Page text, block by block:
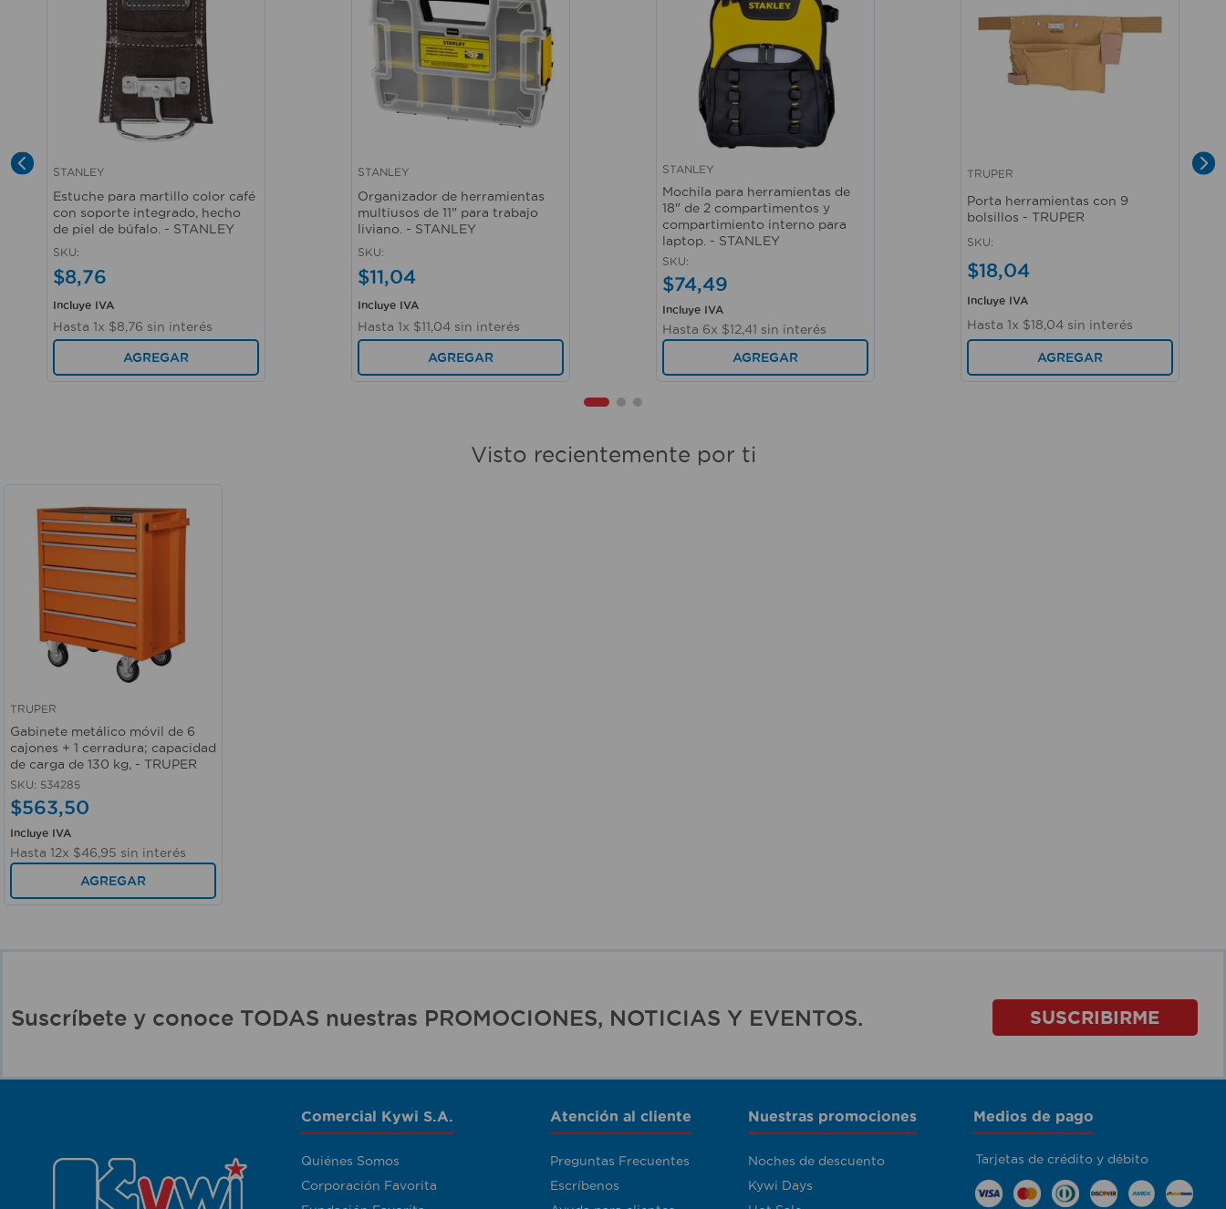
Vista rápida
STANLEY
Estuche para martillo color café
con soporte integrado, hecho
de piel de búfalo. - STANLEY
SKU:
$8,76
Incluye IVA
Hasta 1x $8,76 sin interés
AGREGAR
Vista rápida
STANLEY
Organizador de herramientas
multiusos de 11" para trabajo
liviano. - STANLEY
SKU:
$11,04
Incluye IVA
Hasta 1x $11,04 sin interés
AGREGAR
STANLEY
Mochila para herramientas de
18" de 2 compartimentos y
compartimiento interno para
laptop. - STANLEY
SKU:
$74,49
Incluye IVA
Hasta 6x $12,41 sin interés
AGREGAR
Vista rápida
TRUPER
Porta herramientas con 9
bolsillos - TRUPER
SKU:
$18,04
Incluye IVA
Hasta 1x $18,04 sin interés
AGREGAR
Visto recientemente por ti
TRUPER
Gabinete metálico móvil de 6
cajones + 1 cerradura; capacidad
de carga de 130 kg, - TRUPER
SKU: 534285
$563,50
Incluye IVA
Hasta 12x $46,95 sin interés
AGREGAR
Suscríbete y conoce TODAS nuestras PROMOCIONES, NOTICIAS Y EVENTOS. SUSCRIBIRME
Comercial Kywi S.A.
Quiénes Somos
Corporación Favorita
Atención al cliente
Preguntas Frecuentes
Escríbenos
Nuestras promociones
Noches de descuento
Kywi Days
Medios de pago
Tarjetas de crédito y débito